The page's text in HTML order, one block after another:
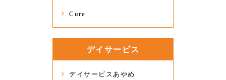
Cure
デイサービス
デイサービスあやめ